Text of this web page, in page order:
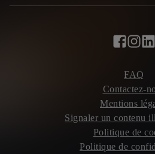
FAQ
Contactez-
Mentions
Signaler un contenu
Politique de
Politique de